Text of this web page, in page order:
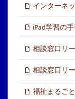
インターネ
iPad学習の手
相談窓口リ
相談窓口リ
福祉まるご